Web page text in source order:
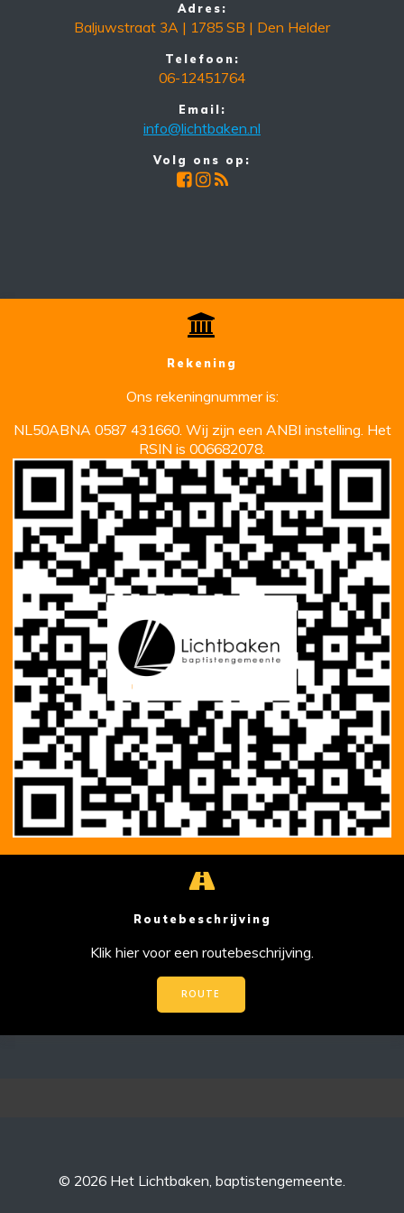
Adres:
Baljuwstraat 3A | 1785 SB | Den Helder
Telefoon:
06-12451764
Email:
info@lichtbaken.nl
Volg ons op:
Rekening
Ons rekeningnummer is:
NL50ABNA 0587 431660. Wij zijn een ANBI instelling. Het
RSIN is 006682078.
Routebeschrijving
Klik hier voor een routebeschrijving.
ROUTE
© 2026 Het Lichtbaken, baptistengemeente.